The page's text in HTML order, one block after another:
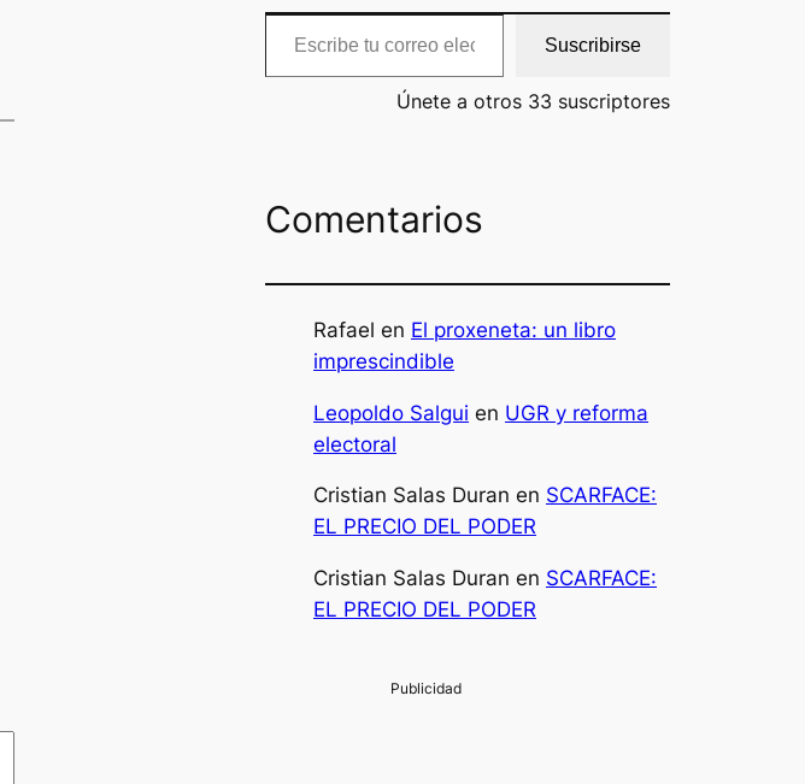
Escribe tu correo electrónico…
Suscribirse
Únete a otros 33 suscriptores
Comentarios
Rafael en El proxeneta: un libro
imprescindible
Leopoldo Salgui en UGR y reforma
electoral
Cristian Salas Duran en SCARFACE:
EL PRECIO DEL PODER
Cristian Salas Duran en SCARFACE:
EL PRECIO DEL PODER